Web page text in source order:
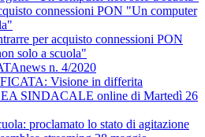
connessioni PON "Un computer
per acquisto connessioni PON
solo a scuola"
n. 4/2020
Visione in differita
SINDACALE online di Martedì 26
proclamato lo stato di agitazione